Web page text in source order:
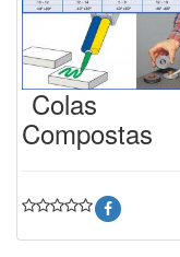
Colas
Compostas